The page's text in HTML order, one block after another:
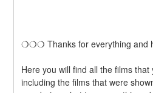
❍❍❍ Thanks for everything
Here you will find all the films
including the films that were